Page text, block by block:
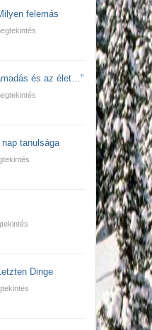
felemás
és az élet…”
tanulsága
Dinge